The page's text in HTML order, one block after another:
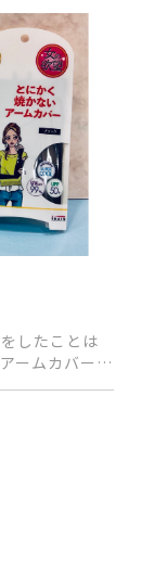
したことは
ームカバーは